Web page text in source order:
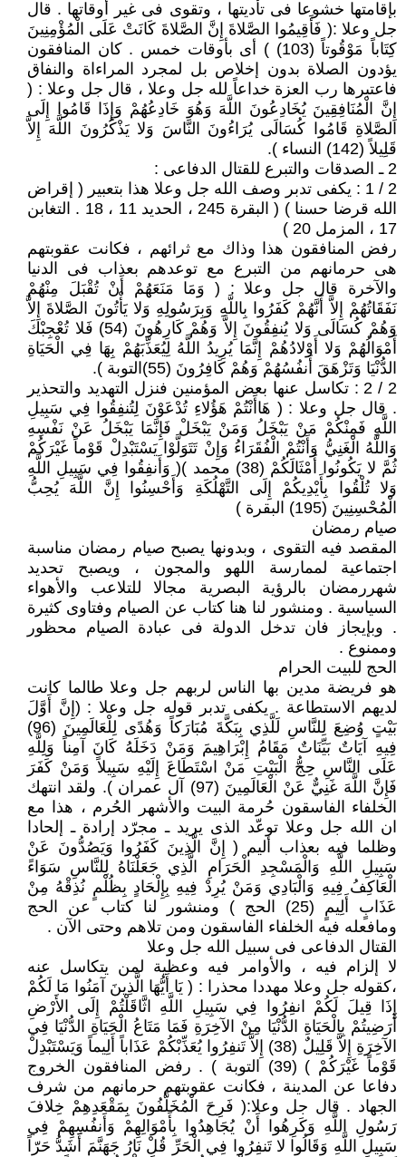
بإقامتها خشوعا فى تأديتها ، وتقوى فى غير أوقاتها . قال
جل وعلا :( فَأَقِيمُوا الصَّلاةَ إِنَّ الصَّلاةَ كَانَتْ عَلَى الْمُؤْمِنِينَ
كِتَاباً مَوْقُوتاً (103) ) أى بأوقات خمس . كان المنافقون
يؤدون الصلاة بدون إخلاص بل لمجرد المراءاة والنفاق
فاعتبرها رب العزة خداعاً لله جل وعلا ، قال جل وعلا : (
إِنَّ الْمُنَافِقِينَ يُخَادِعُونَ اللَّهَ وَهُوَ خَادِعُهُمْ وَإِذَا قَامُوا إِلَى
الصَّلاةِ قَامُوا كُسَالَى يُرَاءُونَ النَّاسَ وَلا يَذْكُرُونَ اللَّهَ إِلاَّ
قَلِيلاً (142) النساء ).
2 ـ الصدقات والتبرع للقتال الدفاعى :
2 / 1 : يكفى تدبر وصف الله جل وعلا هذا بتعبير ( إقراض
الله قرضا حسنا ) ( البقرة 245 ، الحديد 11 ، 18 . التغابن
17 ، المزمل 20 )
رفض المنافقون هذا وذاك مع ثرائهم ، فكانت عقوبتهم
هى حرمانهم من التبرع مع توعدهم بعذاب فى الدنيا
والآخرة قال جل وعلا : ( وَمَا مَنَعَهُمْ أَنْ تُقْبَلَ مِنْهُمْ
نَفَقَاتُهُمْ إِلاَّ أَنَّهُمْ كَفَرُوا بِاللَّهِ وَبِرَسُولِهِ وَلا يَأْتُونَ الصَّلاةَ إِلاَّ
وَهُمْ كُسَالَى وَلا يُنفِقُونَ إِلاَّ وَهُمْ كَارِهُونَ (54) فَلا تُعْجِبْكَ
أَمْوَالُهُمْ وَلا أَوْلادُهُمْ إِنَّمَا يُرِيدُ اللَّهُ لِيُعَذِّبَهُمْ بِهَا فِي الْحَيَاةِ
الدُّنْيَا وَتَزْهَقَ أَنفُسُهُمْ وَهُمْ كَافِرُونَ (55)التوبة ).
2 / 2 : تكاسل عنها بعض المؤمنين فنزل التهديد والتحذير
. قال جل وعلا : ( هَاأَنْتُمْ هَؤُلاءِ تُدْعَوْنَ لِتُنفِقُوا فِي سَبِيلِ
اللَّهِ فَمِنْكُمْ مَنْ يَبْخَلُ وَمَنْ يَبْخَلْ فَإِنَّمَا يَبْخَلُ عَنْ نَفْسِهِ
وَاللَّهُ الْغَنِيُّ وَأَنْتُمْ الْفُقَرَاءُ وَإِنْ تَتَوَلَّوْا يَسْتَبْدِلْ قَوْماً غَيْرَكُمْ
ثُمَّ لا يَكُونُوا أَمْثَالَكُمْ (38) محمد )( وَأَنفِقُوا فِي سَبِيلِ اللَّهِ
وَلا تُلْقُوا بِأَيْدِيكُمْ إِلَى التَّهْلُكَةِ وَأَحْسِنُوا إِنَّ اللَّهَ يُحِبُّ
الْمُحْسِنِينَ (195) البقرة )
صيام رمضان
المقصد فيه التقوى ، وبدونها يصبح صيام رمضان مناسبة
اجتماعية لممارسة اللهو والمجون ، ويصبح تحديد
شهررمضان بالرؤية البصرية مجالا للتلاعب والأهواء
السياسية . ومنشور لنا هنا كتاب عن الصيام وفتاوى كثيرة
. وبإيجاز فان تدخل الدولة فى عبادة الصيام محظور
وممنوع .
الحج للبيت الحرام
هو فريضة مدين بها الناس لربهم جل وعلا طالما كانت
لديهم الاستطاعة . يكفى تدبر قوله جل وعلا : (إِنَّ أَوَّلَ
بَيْتٍ وُضِعَ لِلنَّاسِ لَلَّذِي بِبَكَّةَ مُبَارَكاً وَهُدًى لِلْعَالَمِينَ (96)
فِيهِ آيَاتٌ بَيِّنَاتٌ مَقَامُ إِبْرَاهِيمَ وَمَنْ دَخَلَهُ كَانَ آمِناً وَلِلَّهِ
عَلَى النَّاسِ حِجُّ الْبَيْتِ مَنْ اسْتَطَاعَ إِلَيْهِ سَبِيلاً وَمَنْ كَفَرَ
فَإِنَّ اللَّهَ غَنِيٌّ عَنْ الْعَالَمِينَ (97) آل عمران ). ولقد انتهك
الخلفاء الفاسقون حُرمة البيت والأشهر الحُرم ، هذا مع
ان الله جل وعلا توعّد الذى يريد ـ مجرّد إرادة ـ إلحادا
وظلما فيه بعذاب أليم ( إِنَّ الَّذِينَ كَفَرُوا وَيَصُدُّونَ عَنْ
سَبِيلِ اللَّهِ وَالْمَسْجِدِ الْحَرَامِ الَّذِي جَعَلْنَاهُ لِلنَّاسِ سَوَاءً
الْعَاكِفُ فِيهِ وَالْبَادِي وَمَنْ يُرِدْ فِيهِ بِإِلْحَادٍ بِظُلْمٍ نُذِقْهُ مِنْ
عَذَابٍ أَلِيمٍ (25) الحج ) ومنشور لنا كتاب عن الحج
ومافعله فيه الخلفاء الفاسقون ومن تلاهم وحتى الآن .
القتال الدفاعى فى سبيل الله جل وعلا
لا إلزام فيه ، والأوامر فيه وعظية لمن يتكاسل عنه
،كقوله جل وعلا مهددا محذرا : ( يَا أَيُّهَا الَّذِينَ آمَنُوا مَا لَكُمْ
إِذَا قِيلَ لَكُمْ انفِرُوا فِي سَبِيلِ اللَّهِ اثَّاقَلْتُمْ إِلَى الأَرْضِ
أَرَضِيتُمْ بِالْحَيَاةِ الدُّنْيَا مِنْ الآخِرَةِ فَمَا مَتَاعُ الْحَيَاةِ الدُّنْيَا فِي
الآخِرَةِ إِلاَّ قَلِيلٌ (38) إِلاَّ تَنفِرُوا يُعَذِّبْكُمْ عَذَاباً أَلِيماً وَيَسْتَبْدِلْ
قَوْماً غَيْرَكُمْ ) (39) التوبة ) . رفض المنافقون الخروج
دفاعا عن المدينة ، فكانت عقوبتهم حرمانهم من شرف
الجهاد . قال جل وعلا:( فَرِحَ الْمُخَلَّفُونَ بِمَقْعَدِهِمْ خِلافَ
رَسُولِ اللَّهِ وَكَرِهُوا أَنْ يُجَاهِدُوا بِأَمْوَالِهِمْ وَأَنفُسِهِمْ فِي
سَبِيلِ اللَّهِ وَقَالُوا لا تَنفِرُوا فِي الْحَرِّ قُلْ نَارُ جَهَنَّمَ أَشَدُّ حَرّاً